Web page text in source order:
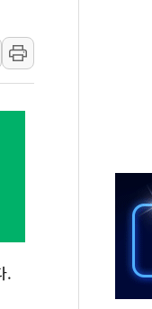
선 결과 발표...김민석
기고객 400명 맞이…"마
공인에 '행복상자' 전달
손질… 예술·체육요원
트 판매, 역대 최대폭 감
'정부 특사'로 콜롬비아
' 울진 시간당 30mm 강
우스' 공방…野 "청년 우
.